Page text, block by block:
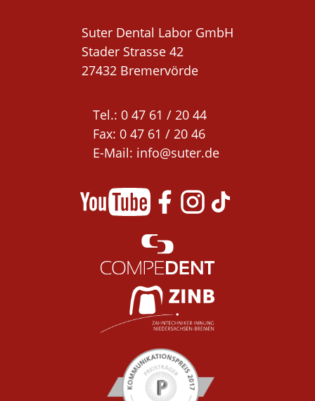
Suter Dental Labor GmbH
Stader Strasse 42
27432 Bremervörde
Tel.: 0 47 61 / 20 44
Fax: 0 47 61 / 20 46
E-Mail: info@suter.de